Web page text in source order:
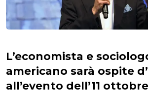
L’economista e
americano sarà ospite
all’evento dell’11